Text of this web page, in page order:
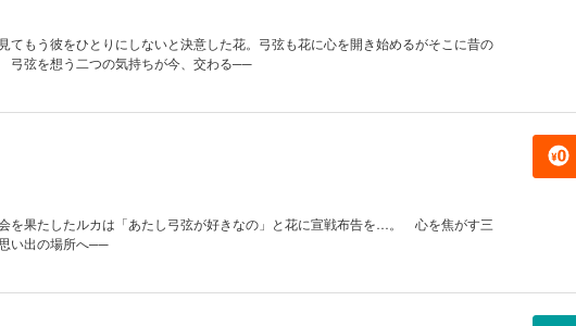
てもう彼をひとりにしないと決意した花。弓弦も花に心を開き始めるがそこに昔の
弦を想う二つの気持ちが今、交わる──
を果たしたルカは「あたし弓弦が好きなの」と花に宣戦布告を…。 心を焦がす三
い出の場所へ──